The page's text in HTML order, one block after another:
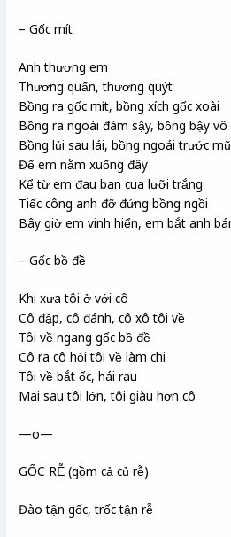
– Gốc mít
Anh thương em
Thương quấn, thương quýt
Bồng ra gốc mít, bồng xích gốc xoài
Bồng ra ngoài đám sậy, bồng bậy vô
Bồng lủi sau lái, bồng ngoái trước
Để em nằm xuống đây
Kể từ em đau ban cua lưỡi trắng
Tiếc công anh đỡ đứng bồng ngồi
Bây giờ em vinh hiển, em bắt anh
– Gốc bồ đề
Khi xưa tôi ở với cô
Cô đập, cô đánh, cô xô tôi về
Tôi về ngang gốc bồ đề
Cô ra cô hỏi tôi về làm chi
Tôi về bắt ốc, hái rau
Mai sau tôi lớn, tôi giàu hơn cô
—o—
GỐC RỄ (gồm cả củ rễ)
Đào tận gốc, trốc tận rễ